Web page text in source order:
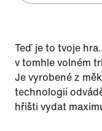
Teď je to tvoje
v tomhle volném
Je vyrobené z
technologií
hřišti vydat